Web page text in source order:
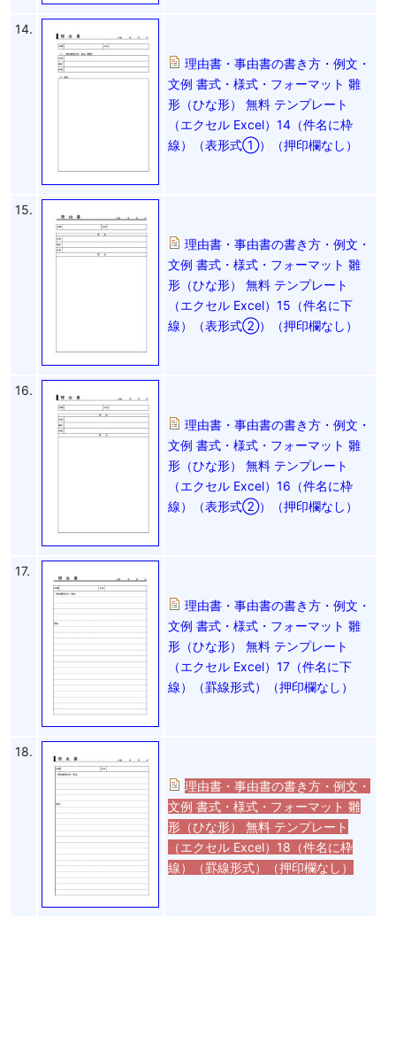
14.
理由書・事由書の書き方・例文・
文例 書式・様式・フォーマット 雛
形（ひな形） 無料 テンプレート
（エクセル Excel）14（件名に枠
線）（表形式①）（押印欄なし）
15.
理由書・事由書の書き方・例文・
文例 書式・様式・フォーマット 雛
形（ひな形） 無料 テンプレート
（エクセル Excel）15（件名に下
線）（表形式②）（押印欄なし）
16.
理由書・事由書の書き方・例文・
文例 書式・様式・フォーマット 雛
形（ひな形） 無料 テンプレート
（エクセル Excel）16（件名に枠
線）（表形式②）（押印欄なし）
17.
理由書・事由書の書き方・例文・
文例 書式・様式・フォーマット 雛
形（ひな形） 無料 テンプレート
（エクセル Excel）17（件名に下
線）（罫線形式）（押印欄なし）
18.
理由書・事由書の書き方・例文・
文例 書式・様式・フォーマット 雛
形（ひな形） 無料 テンプレート
（エクセル Excel）18（件名に枠
線）（罫線形式）（押印欄なし）